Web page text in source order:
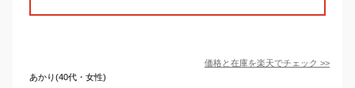
価格と在庫を楽天でチェック >>
あかり(40代・女性)